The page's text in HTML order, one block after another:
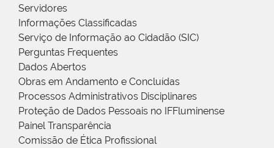
Servidores
Informações Classificadas
Serviço de Informação ao Cidadão (SIC)
Perguntas Frequentes
Dados Abertos
Obras em Andamento e Concluídas
Processos Administrativos Disciplinares
Proteção de Dados Pessoais no IFFluminense
Painel Transparência
Comissão de Ética Profissional